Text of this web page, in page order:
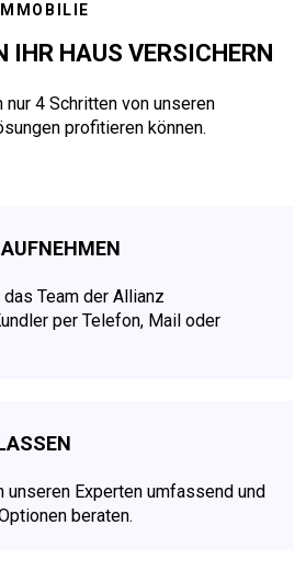
IHR HAUS VERSICHERN
nur 4 Schritten von unseren
profitieren können.
Team der Allianz
per Telefon, Mail oder
unseren Experten umfassend und
beraten.